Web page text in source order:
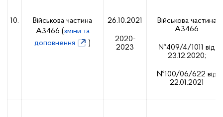
10.
Військова частина
А3466 (зміни та
доповнення
)
26.10.2021
2020-
2023
Військова частина
А3466
№409/4/1011 від
23.12.2020;
№100/06/622 від
22.01.2021